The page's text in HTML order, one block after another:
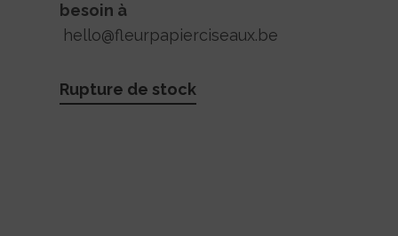
besoin à
hello@fleurpapierciseaux.be
Rupture de stock